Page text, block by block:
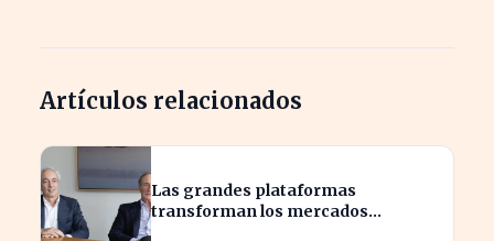
Artículos relacionados
Las grandes plataformas
transforman los mercados